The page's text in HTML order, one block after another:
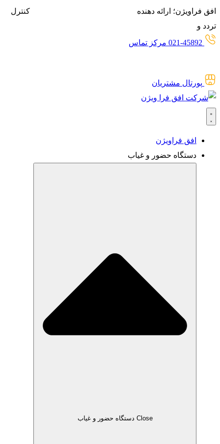
پرش
به
محتوا
افق فراویژن؛ ارائه دهنده
کنترل
تردد و
021-45892 مرکز تماس
پورتال مشتریان
افق فراویژن
دستگاه حضور و غیاب
Close دستگاه حضور و غیاب